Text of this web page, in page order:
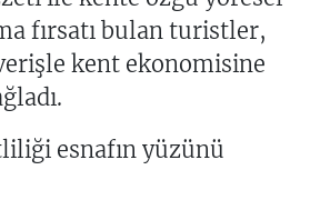
fırsatı bulan turistler,
kent ekonomisine
esnafın yüzünü